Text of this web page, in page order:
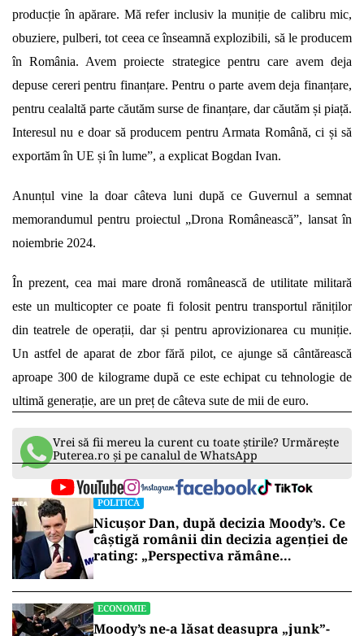
producție în apărare. Mă refer inclusiv la muniție de calibru mic,
obuziere, pulberi, tot ceea ce înseamnă explozibili, să le producem
în România. Avem proiecte strategice pentru care avem deja
depuse cereri pentru finanțare. Pentru o parte avem deja finanțare,
pentru cealaltă parte căutăm surse de finanțare, dar căutăm și piață.
Interesul nu e doar să producem pentru Armata Română, ci și să
exportăm în UE și în lume”, a explicat Bogdan Ivan.
Anunțul vine la doar câteva luni după ce Guvernul a semnat
memorandumul pentru proiectul „Drona Românească”, lansat în
noiembrie 2024.
În prezent, cea mai mare dronă românească de utilitate militară
este un multicopter ce poate fi folosit pentru transportul răniților
din teatrele de operații, dar și pentru aprovizionarea cu muniție.
Un astfel de aparat de zbor fără pilot, ce ajunge să cântărească
aproape 300 de kilograme după ce este echipat cu tehnologie de
ultimă generație, are un preț de câteva sute de mii de euro.
Vrei să fii mereu la curent cu toate știrile? Urmărește
Puterea.ro și pe canalul de WhatsApp
POLITICĂ
Nicușor Dan, după decizia Moody’s. Ce
câștigă românii din decizia agenției de
rating: „Perspectiva rămâne
ECONOMIE
Moody’s ne-a lăsat deasupra „junk”-